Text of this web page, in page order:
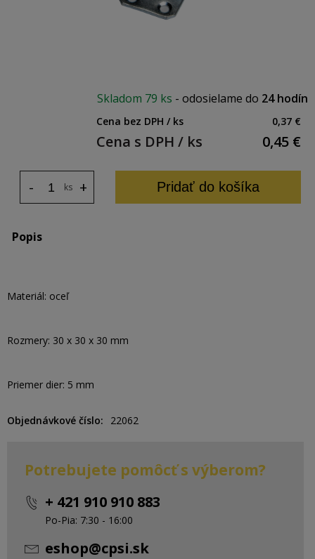
Skladom 79 ks - odosielame do 24 hodín
Cena bez DPH / ks 0,37 €
Cena s DPH / ks 0,45 €
ks +
- Pridať do košíka
Popis
Materiál: oceľ
Rozmery: 30 x 30 x 30 mm
Priemer dier: 5 mm
Objednávkové číslo 22062
Potrebujete pomôcť s výberom?
+ 421 910 910 883
Po-Pia: 7:30 - 16:00
eshop@cpsi.sk